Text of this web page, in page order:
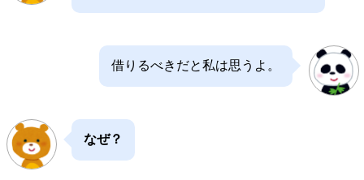
借りるべきだと私は思うよ。
なぜ？